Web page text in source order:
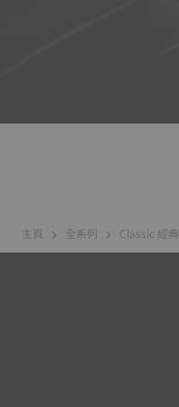
主頁 全系列 Classic 經典